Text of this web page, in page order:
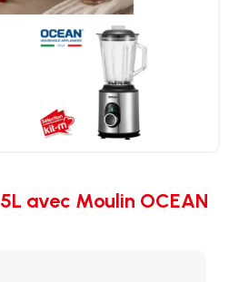
avec Moulin OCEAN